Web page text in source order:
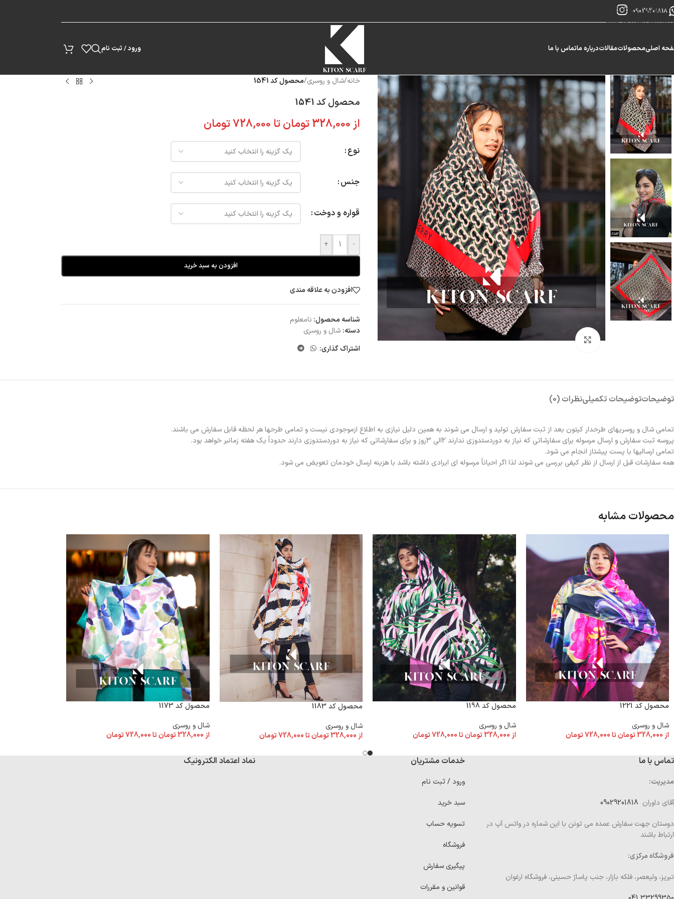
Skip to navigation
Skip to main content
09029201818
اصلیمحصولاتمقالاتدرباره ماتماس با ما ورود / ثبت نام
بزرگنمایی تصویر
خانه/شال و روسری/محصول کد 1541
محصول کد 1541
از328,000تومانتا 728,000تومان
نوع
جنس
قواره و دوخت
-
+
افزودن به سبد خرید
افزودن به علاقه مندی
شناسه محصول: نامعلوم
دسته: شال و روسری
اشتراک گذاری:
توضیحاتتوضیحات تکمیلینظرات (0)
تمامی شال و روسریهای طرحدار کیتون بعد از ثبت سفارش تولید و ارسال می شوند به همین دلیل نیازی به اطلاع ازموجودی نیست و تمامی طرحها هر لحظه قابل سفارش می باشند.
پروسه ثبت سفارش و ارسال مرسوله برای سفارشاتی که نیاز به دوردستدوزی ندارند 2الی 3روز و برای سفارشاتی که نیاز به دوردستدوزی دارند حدوداً یک هفته زمانبر خواهد بود.
تمامی ارسالیها با پست پیشتاز انجام می شود.
همه سفارشات قبل از ارسال از نظر کیفی بررسی می شوند لذا اگر احیاناً مرسوله ای ایرادی داشته باشد با هزینه ارسال خودمان تعویض می شود.
محصولات مشابه
محصول کد 1221
شال و روسری
از328,000تومانتا728,000تومان
محصول کد 1198
شال و روسری
از328,000 تومانتا728,000تومان
محصول کد 1183
شال و روسری
از 328,000تومانتا728,000تومان
محصول کد 1173
شال و روسری
از328,000 تومانتا728,000تومان
تماس با ما
مدیریت:
آقای داوران
دوستان جهت سفارش عمده می تونن با این شماره در واتس آپ در
ارتباط باشند
فروشگاه مرکزی:
تبریز، ولیعصر، فلکه بازار، جنب پاساژ حسینی، فروشگاه ارغوان
خدمات مشتریان
ورود / ثبت نام
سبد خرید
تسویه حساب
فروشگاه
پیگیری سفارش
قوانین و مقررات
نماد اعتماد الکترونیک